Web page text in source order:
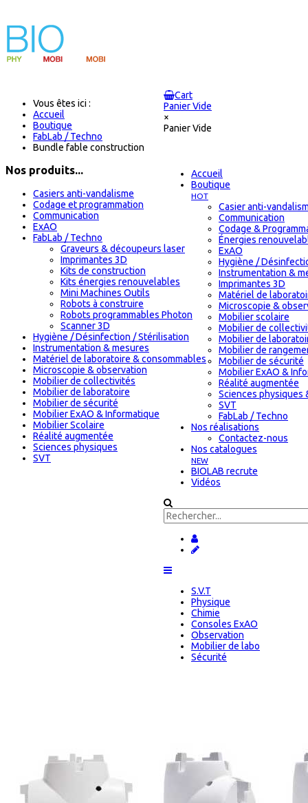
Cart
Panier Vide
×
Panier Vide
Accueil
Boutique
HOT
Casier anti-
Communication
Codage &
Énergies
ExAO
Hygiène /
Instrumentation &
Imprimantes 3D
Matériel de
Microscopie &
Mobilier scolaire
Mobilier de
Mobilier de
Mobilier de
Mobilier de sécurité
Mobilier ExAO &
Réalité augmentée
Sciences physiques
SVT
FabLab / Techno
Nos réalisations
Contactez-nous
Nos catalogues
NEW
BIOLAB recrute
Vidéos
S.V.T
Physique
Chimie
Consoles ExAO
Observation
Mobilier de labo
Sécurité
Vous êtes ici :
Accueil
Boutique
FabLab / Techno
Bundle fable construction
Nos produits...
Casiers anti-vandalisme
Codage et programmation
Communication
ExAO
FabLab / Techno
Graveurs & découpeurs laser
Imprimantes 3D
Kits de construction
Kits énergies renouvelables
Mini Machines Outils
Robots à construire
Robots programmables Photon
Scanner 3D
Hygiène / Désinfection / Stérilisation
Instrumentation & mesures
Matériel de laboratoire & consommables
Microscopie & observation
Mobilier de collectivités
Mobilier de laboratoire
Mobilier de sécurité
Mobilier ExAO & Informatique
Mobilier Scolaire
Réalité augmentée
Sciences physiques
SVT